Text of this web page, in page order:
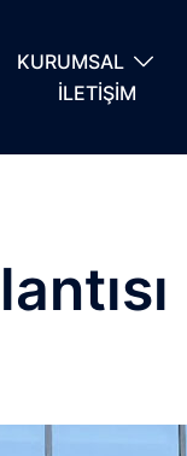
KURUMSAL
İLETİŞİM